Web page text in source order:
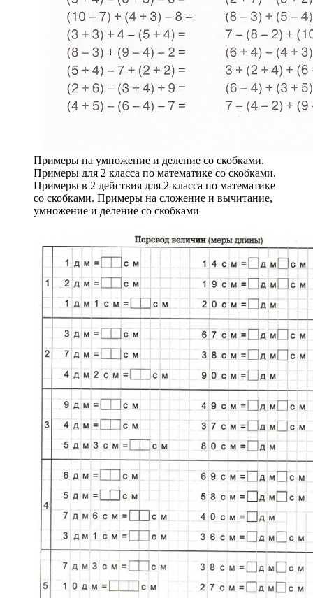
Примеры на умножение и деление со скобками.
Примеры для 2 класса по математике со скобками.
Примеры в 2 действия для 2 класса по математике
со скобками. Примеры на сложение и вычитание,
умножение и деление со скобками